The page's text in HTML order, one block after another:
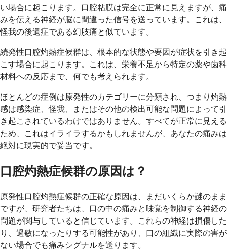
い場合に起こります。口腔粘膜は完全に正常に見えますが、痛
みを伝える神経が脳に間違った信号を送っています。これは、
怪我の後遺症である幻肢痛と似ています。
続発性口腔灼熱症候群は、根本的な状態や要因が症状を引き起
こす場合に起こります。これは、栄養不足から特定の薬や歯科
材料への反応まで、何でも考えられます。
ほとんどの症例は原発性のカテゴリーに分類され、つまり灼熱
感は感染症、怪我、またはその他の検出可能な問題によって引
き起こされているわけではありません。すべてが正常に見える
ため、これはイライラするかもしれませんが、あなたの痛みは
絶対に現実的で妥当です。
口腔灼熱症候群の原因は？
原発性口腔灼熱症候群の正確な原因は、まだいくらか謎のまま
ですが、研究者たちは、口の中の痛みと味覚を制御する神経の
問題が関与していると信じています。これらの神経は損傷した
り、過敏になったりする可能性があり、口の組織に実際の害が
ない場合でも痛みシグナルを送ります。